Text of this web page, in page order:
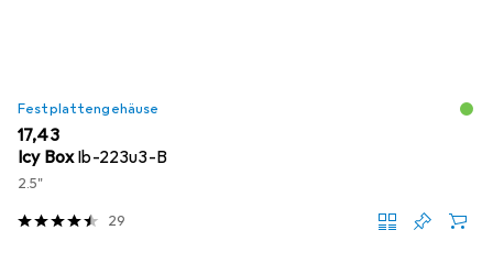
Festplattengehäuse
EUR
17,43
Icy BoxIb-223u3-B
2.5"
29